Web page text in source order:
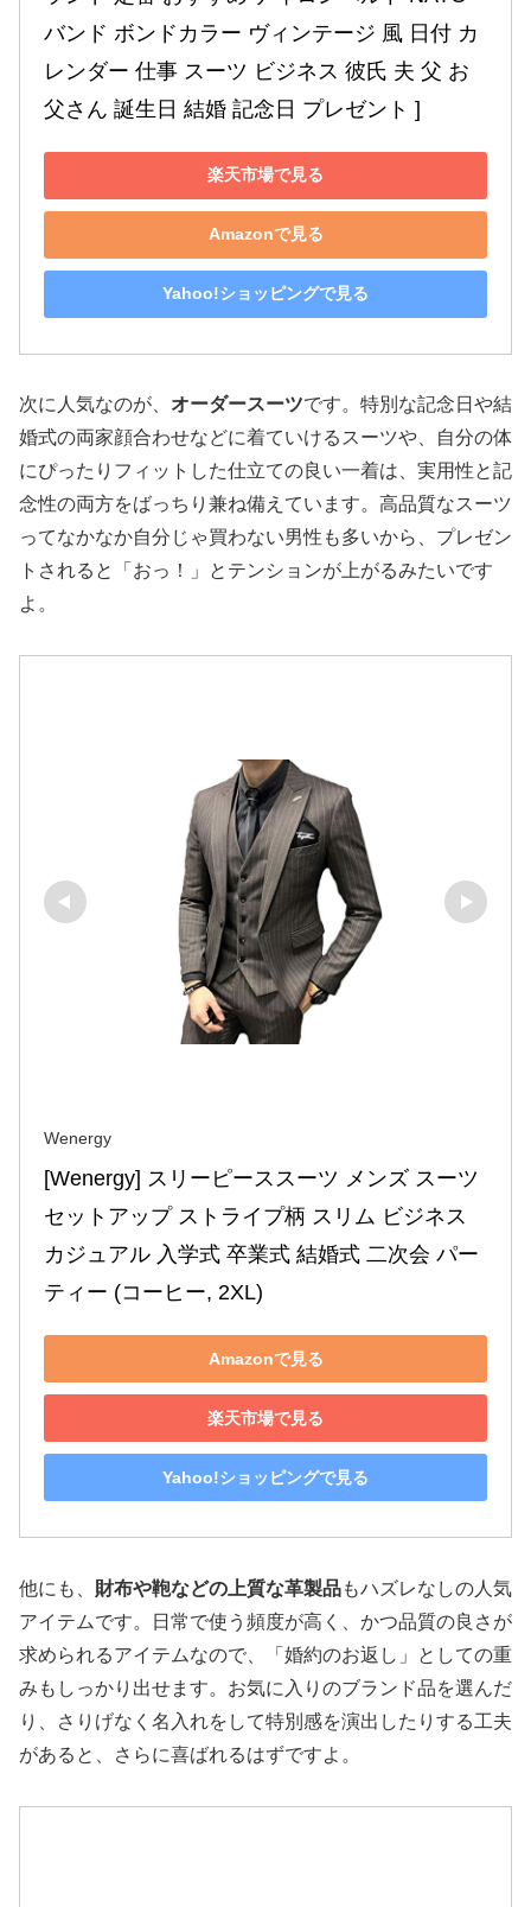
バンド ボンドカラー ヴィンテージ 風 日付 カ
レンダー 仕事 スーツ ビジネス 彼氏 夫 父 お
父さん 誕生日 結婚 記念日 プレゼント ]
楽天市場で見る
Amazonで見る
Yahoo!ショッピングで見る
次に人気なのが、 オーダースーツです。特別な記念日や結
婚式の両家顔合わせなどに着ていけるスーツや、自分の体
にぴったりフィットした仕立ての良い一着は、実用性と記
念性の両方をばっちり兼ね備えています。高品質なスーツ
ってなかなか自分じゃ買わない男性も多いから、プレゼン
トされると「おっ！」とテンションが上がるみたいです
よ。
Wenergy
[Wenergy] スリーピーススーツ メンズ スーツ
セットアップ ストライプ柄 スリム ビジネス
カジュアル 入学式 卒業式 結婚式 二次会 パー
ティー (コーヒー, 2XL)
Amazonで見る
楽天市場で見る
Yahoo!ショッピングで見る
他にも、 財布や鞄などの上質な革製品もハズレなしの人気
アイテムです。日常で使う頻度が高く、かつ品質の良さが
求められるアイテムなので、「婚約のお返し」としての重
みもしっかり出せます。お気に入りのブランド品を選んだ
り、さりげなく名入れをして特別感を演出したりする工夫
があると、さらに喜ばれるはずですよ。